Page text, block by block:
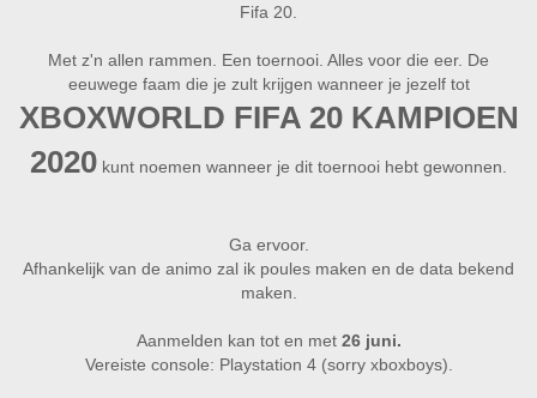
Fifa 20.
Met z'n allen rammen. Een toernooi. Alles voor die eer. De
eeuwege faam die je zult krijgen wanneer je jezelf tot
XBOXWORLD FIFA 20 KAMPIOEN
2020 kunt noemen wanneer je dit toernooi hebt gewonnen.
Ga ervoor.
Afhankelijk van de animo zal ik poules maken en de data bekend
maken.
Aanmelden kan tot en met 26 juni.
Vereiste console: Playstation 4 (sorry xboxboys).